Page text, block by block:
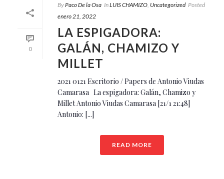
0
ByPaco De la Osa InLUIS CHAMIZO Uncategorized Posted
enero 21, 2022
LA ESPIGADORA:
GALÁN, CHAMIZO Y
MILLET
2021 0121 Escritorio / Papers de Antonio Viudas
Camarasa La espigadora: Galán, Chamizo y
Millet Antonio Viudas Camarasa [21/1 21:48]
Antonio: [...]
READ MORE